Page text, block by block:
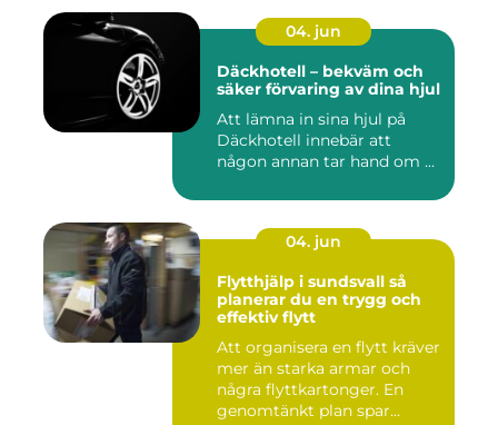
04. jun
Däckhotell – bekväm och
säker förvaring av dina hjul
Att lämna in sina hjul på
Däckhotell innebär att
någon annan tar hand om ...
04. jun
Flytthjälp i sundsvall så
planerar du en trygg och
effektiv flytt
Att organisera en flytt kräver
mer än starka armar och
några flyttkartonger. En
genomtänkt plan spar...